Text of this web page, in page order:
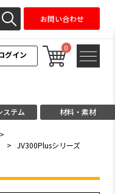
グイン
0
お問い合わせ
ステム 材料・素材
>
> JV300Plusシリーズ